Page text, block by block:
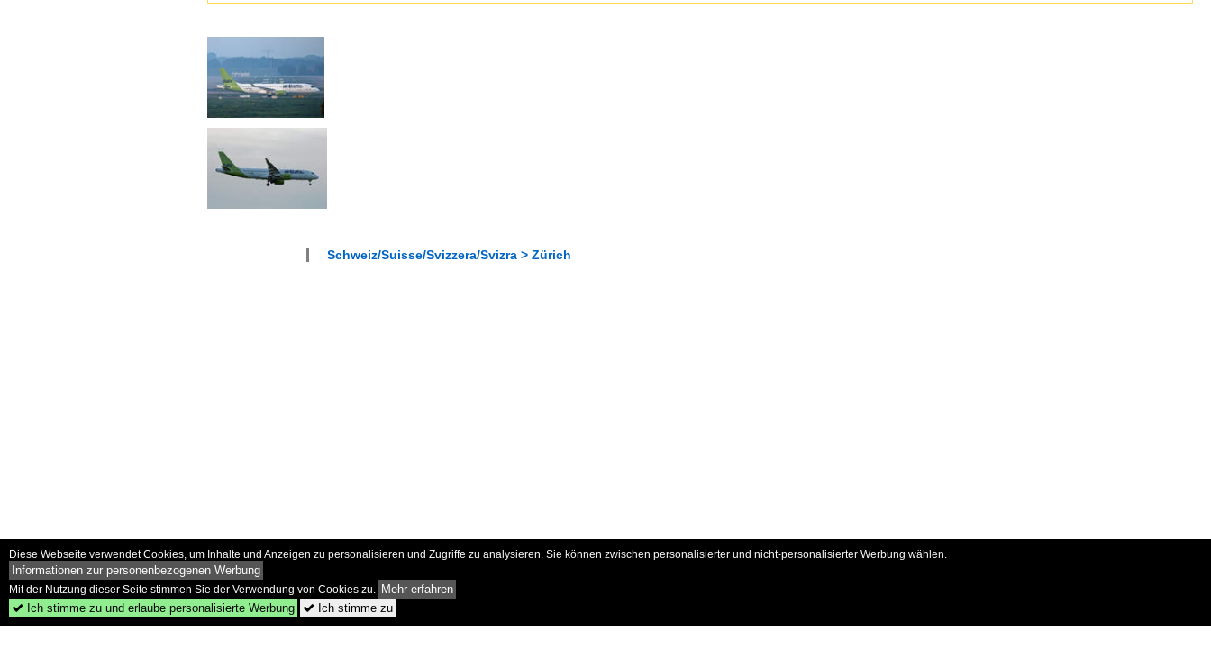
Schweiz/Suisse/Svizzera/Svizra > Zürich
Diese Webseite verwendet Cookies, um Inhalte und Anzeigen zu personalisieren und Zugriffe zu analysieren. Sie können zwischen personalisierter und nicht-personalisierter Werbung wählen.
Informationen zur personenbezogenen Werbung
Mit der Nutzung dieser Seite stimmen Sie der Verwendung von Cookies zu. Mehr erfahren
 Ich stimme zu und erlaube personalisierte Werbung  Ich stimme zu